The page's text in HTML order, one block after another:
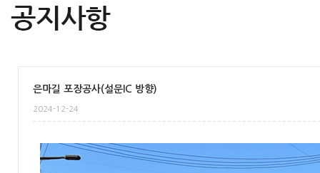
은마길 포장공사(설문IC 방향)
2024-12-24